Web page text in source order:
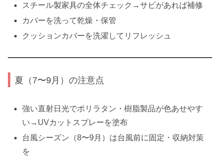
スチール製家具の全体チェック→サビがあれば補修
カバーを洗って乾燥・保管
クッションカバーを洗濯してリフレッシュ
夏（7〜9月）の注意点
強い直射日光でポリラタン・樹脂製品が色あせやす
い→UVカットスプレーを塗布
台風シーズン（8〜9月）は台風前に固定・収納対策
を